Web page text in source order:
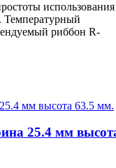
использования
Температурный
риббон R-
25.4 мм